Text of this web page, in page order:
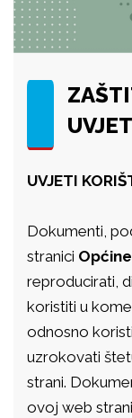
UVJETI
Dokumenti,
stranici
reproducirati,
koristiti u
odnosno
uzrokovati
strani.
ovoj web